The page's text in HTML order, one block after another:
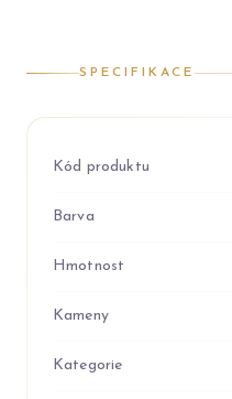
SPECIFIKACE
Kód produktu
Barva
Hmotnost
Kameny
Kategorie